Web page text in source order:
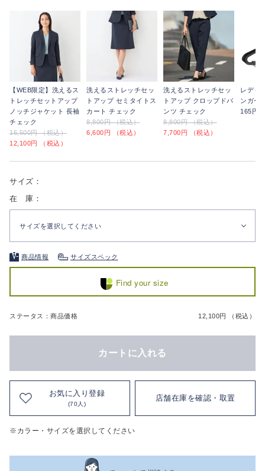
【WEB限定】洗えるス
トレッチセットアップ
ノッチジャケット 長袖
チェック
16,500円 （税込）
12,100円 （税込）
洗えるストレッチセッ
トアップ セミタイトス
カート チェック
8,800円 （税込）
6,600円 （税込）
洗えるストレッチセッ
トアップ クロップドパ
ンツ チェック
8,800円 （税込）
7,700円 （税込）
レディ
ンガー
165円
サイズ：
在 庫：
サイズを選択してください
商品情報 サイズスペック
Find your size
ステータス：商品価格 12,100円 （税込）
カートに入れる
お気に入り登録
(70人)
店舗在庫を確認・取置
※カラー・サイズを選択してください